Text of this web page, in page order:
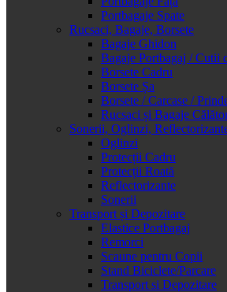
Portbagaje Spate
Rucsaci, Bagaje, Borsete
Bagaje Ghidon
Bagaje Portbagaj / Cutii
Borsete Cadru
Borsete Șa
Borsete / Carcase /
Rucsaci și Bagaje
Sonerii, Oglinzi,
Oglinzi
Protecții Cadru
Protecții Roată
Reflectorizante
Sonerii
Transport și Depozitare
Elastice Portbagaj
Remorci
Scaune pentru Copii
Stand Biciclete/Parcare
Transport si Depozitare